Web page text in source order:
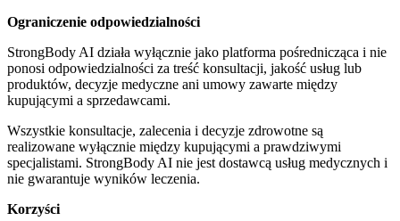
Ograniczenie odpowiedzialności
StrongBody AI działa wyłącznie jako platforma pośrednicząca i nie
ponosi odpowiedzialności za treść konsultacji, jakość usług lub
produktów, decyzje medyczne ani umowy zawarte między
kupującymi a sprzedawcami.
Wszystkie konsultacje, zalecenia i decyzje zdrowotne są
realizowane wyłącznie między kupującymi a prawdziwymi
specjalistami. StrongBody AI nie jest dostawcą usług medycznych i
nie gwarantuje wyników leczenia.
Korzyści